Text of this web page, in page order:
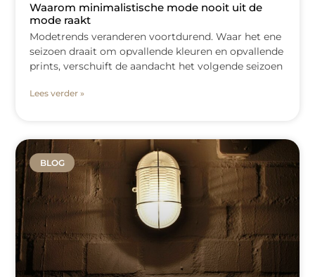
Waarom minimalistische mode nooit uit de
mode raakt
Modetrends veranderen voortdurend. Waar het ene
seizoen draait om opvallende kleuren en opvallende
prints, verschuift de aandacht het volgende seizoen
Lees verder »
BLOG